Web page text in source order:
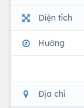
Diện tích
Hướng
Địa chỉ